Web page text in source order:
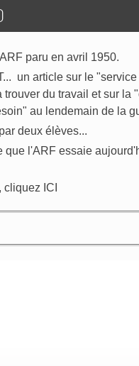
paru en avril 1950.
un article sur le
du travail et sur la
au lendemain de la
deux élèves...
que l'ARF essaie
cliquez ICI